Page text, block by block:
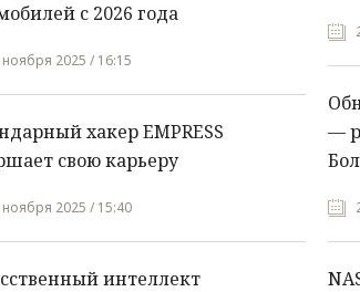
с 2026 года
ноября 2025 / 16:15
хакер EMPRESS
свою карьеру
ноября 2025 / 15:40
интеллект
—